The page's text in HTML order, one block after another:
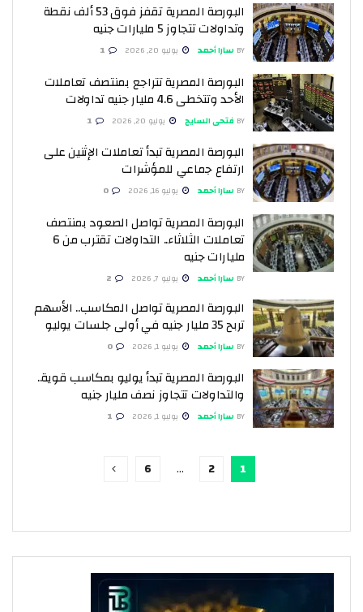
البورصة المصرية تقفز فوق 53 ألف نقطة
وتداولات تتجاوز 5 مليارات جنيه
BY سارا أحمد يوليو 20, 2026
البورصة المصرية تتراجع بمنتصف تعاملات
الأحد وتتخطى 4.6 مليار جنيه تداولات
BY فتحى السايح يوليو 20, 2026
البورصة المصرية تبدأ تعاملات الإثنين على
ارتفاع جماعي للمؤشرات
BY سارا أحمد يوليو 16, 2026
البورصة المصرية تواصل الصعود بمنتصف
تعاملات الثلاثاء.. التداولات تقترب من 6
مليارات جنيه
BY سارا أحمد يوليو 7, 2026
البورصة المصرية تواصل المكاسب.. الأسهم
تربح 35 مليار جنيه في أولى جلسات يوليو
BY سارا أحمد يوليو 1, 2026
البورصة المصرية تبدأ يوليو بمكاسب قوية..
والتداولات تتجاوز نصف مليار جنيه
BY سارا أحمد يوليو 1, 2026
1
2
…
6